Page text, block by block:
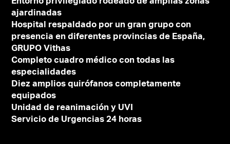
ajardinadas
Hospital respaldado por un gran grupo con
presencia en diferentes provincias de España,
GRUPO Vithas
Completo cuadro médico con todas las
especialidades
Diez amplios quirófanos completamente
equipados
Unidad de reanimación y UVI
Servicio de Urgencias 24 horas